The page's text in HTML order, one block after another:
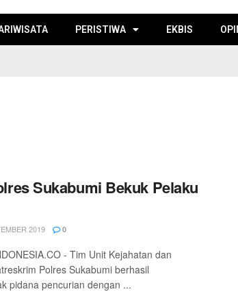
PERISTIWA EKBIS
Sukabumi Bekuk Pelaku
2019 0
- Tim Unit Kejahatan dan
Polres Sukabumi berhasil
pidana pencurian dengan ...